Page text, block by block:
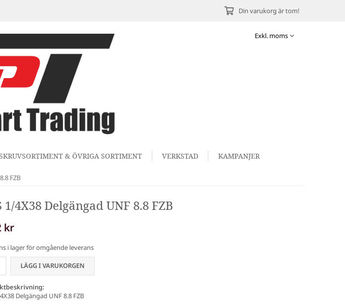
Din varukorg är tom!
& ÖVRIGA SORTIMENT VERKSTAD KAMPANJER
FZB
1/4X38 Delgängad UNF 8.8 FZB
kr
i lager för omgående leverans
LÄGG I VARUKORGEN
Delgängad UNF 8.8 FZB